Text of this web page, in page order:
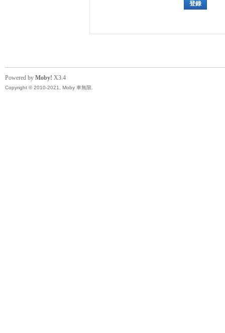
登錄
Powered by Moby! X3.4
Copyright © 2010-2021, Moby 車無限.